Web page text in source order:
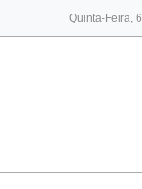
Quinta-Feira,